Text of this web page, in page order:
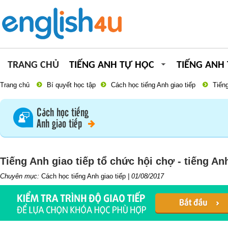
TRANG CHỦ TIẾNG ANH TỰ HỌC TIẾNG ANH
Trang chủ Bí quyết học tập Cách học tiếng Anh giao tiếp
Cách học tiếng
Anh giao tiếp
Tiếng Anh giao tiếp tổ chức hội chợ - tiếng
Chuyên mục: Cách học tiếng Anh giao tiếp 01/08/2017